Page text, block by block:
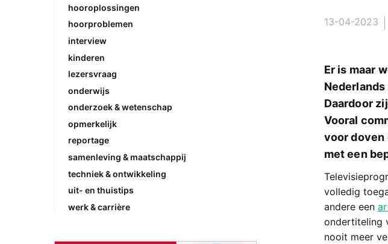
13-04-2023
Er is maar
Daardoor
Vooral
voor doven
met een
volledig
andere een
ondertiteling
nooit meer
hooroplossingen
hoorproblemen
interview
kinderen
lezersvraag
onderwijs
onderzoek & wetenschap
opmerkelijk
reportage
samenleving & maatschappij
techniek & ontwikkeling
uit- en thuistips
werk & carrière